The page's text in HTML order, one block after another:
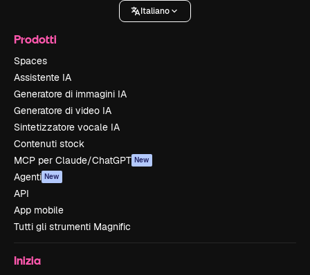
Italiano
Prodotti
Spaces
Assistente IA
Generatore di immagini IA
Generatore di video IA
Sintetizzatore vocale IA
Contenuti stock
MCP per Claude/ChatGPT New
Agenti New
API
App mobile
Tutti gli strumenti Magnific
Inizia